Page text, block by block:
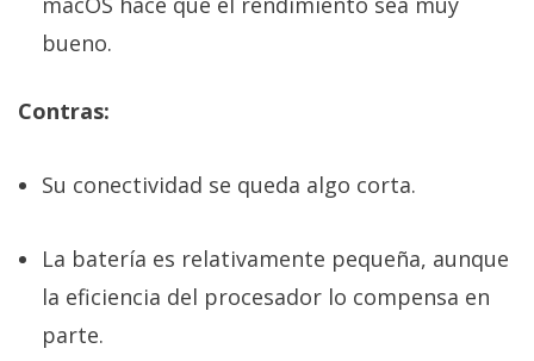
bueno.
Contras:
Su conectividad se queda algo corta.
La batería es relativamente pequeña, aunque
la eficiencia del procesador lo compensa en
parte.